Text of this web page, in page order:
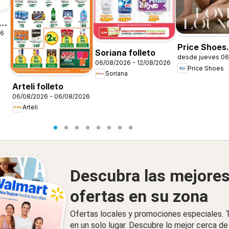
Arteli folleto
06/08/2026 - 06/08/2026
Arteli
Soriana folleto
06/08/2026 - 12/08/2026
Soriana
Price Shoes
catálogo
Lounge
desde jueves
Price Shoes
Descubra las
ofertas en su zona
Ofertas locales y promociones especiales.
en un solo lugar. Descubre lo mejor cerca